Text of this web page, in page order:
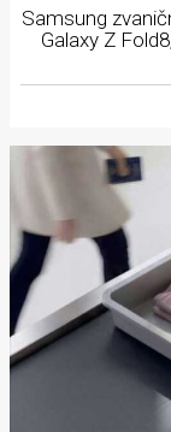
Samsung
Galaxy Z